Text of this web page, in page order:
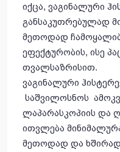
იქცა, ვაგინალური
განსაკუთრებულად
მეთოდად
ეფექტურობის, ისე
თვალსაზრისით.
ვაგინალური
საშვილოსნოს
ლაპარასკოპიის და
ითვლება
მეთოდად და ხშირად